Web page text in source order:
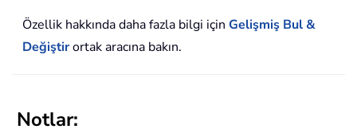
Özellik hakkında daha fazla bilgi için Gelişmiş Bul &
Değiştirortak aracına bakın.
Notlar: